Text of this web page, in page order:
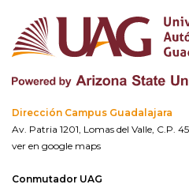
Dirección Campus Guadalajara
Av. Patria 1201, Lomas del Valle, C.P.
ver en google maps
Conmutador UAG